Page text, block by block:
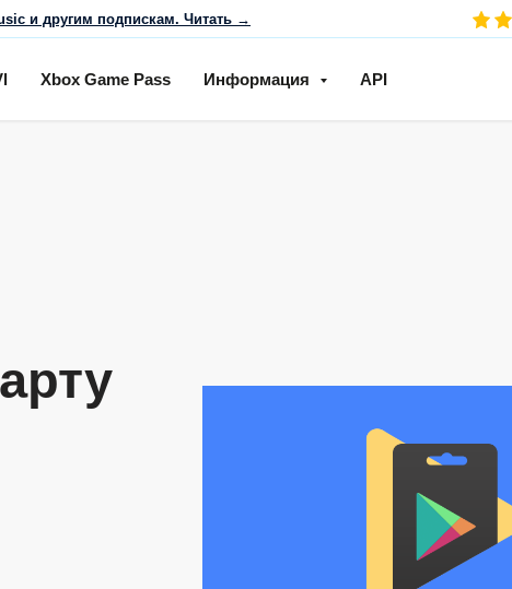
и другим подпискам. Читать →
Xbox Game Pass Информация API